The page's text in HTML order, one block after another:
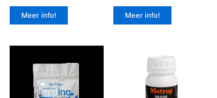
Meer info! Meer info!